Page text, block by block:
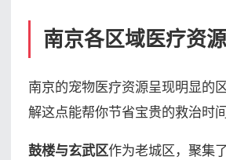
南京各区域医疗资
南京的宠物医疗资源呈现明显的
解这点能帮你节省宝贵的救治时间
鼓楼与玄武区作为老城区，聚集